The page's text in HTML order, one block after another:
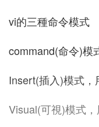
vi的三種命令模式
command(命令)模
Insert(插入)模式，
Visual(可視)模式